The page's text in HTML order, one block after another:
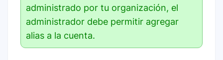
administrado por tu organización, el
administrador debe permitir agregar
alias a la cuenta.